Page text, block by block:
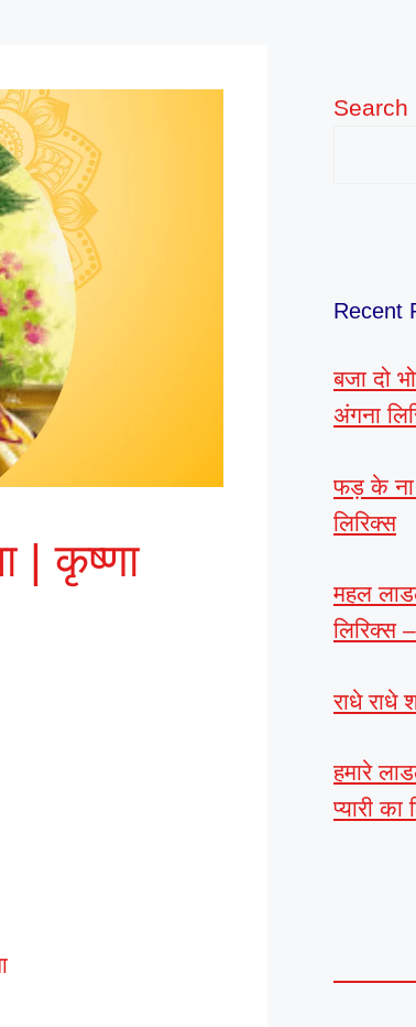
| कृष्णा
Search
Recent
बजा दो
अंगना
फड़ के ना
लिरिक्स
महल
लिरिक्स
राधे राधे
हमारे
प्यारी का